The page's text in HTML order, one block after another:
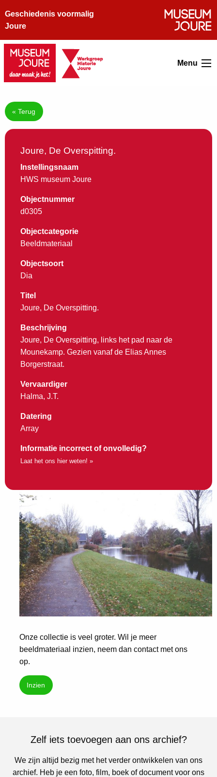
Geschiedenis voormalig
Joure
Menu
« Terug
Joure, De Overspitting.
Instellingsnaam
HWS museum Joure
Objectnummer
d0305
Objectcategorie
Beeldmateriaal
Objectsoort
Dia
Titel
Joure, De Overspitting.
Beschrijving
Joure, De Overspitting, links het pad naar de
Mounekamp. Gezien vanaf de Elias Annes
Borgerstraat.
Vervaardiger
Halma, J.T.
Datering
Array
Informatie incorrect of onvolledig?
Laat het ons hier weten! »
Onze collectie is veel groter. Wil je meer
beeldmateriaal inzien, neem dan contact met ons
op.
Inzien
Zelf iets toevoegen aan ons archief?
We zijn altijd bezig met het verder ontwikkelen van ons
archief. Heb je een foto, film, boek of document voor ons